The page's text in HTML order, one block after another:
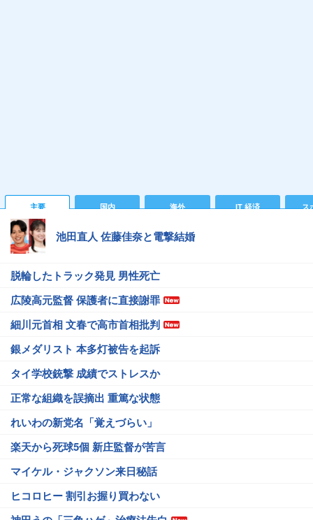
主要 国内 海外 IT 経済 ス
池田直人 佐藤佳奈と電撃結婚
脱輪したトラック発見 男性死亡
広陵高元監督 保護者に直接謝罪
細川元首相 文春で高市首相批判
銀メダリスト 本多灯被告を起訴
タイ学校銃撃 成績でストレスか
正常な組織を誤摘出 重篤な状態
れいわの新党名「覚えづらい」
楽天から死球5個 新庄監督が苦言
マイケル・ジャクソン来日秘話
ヒコロヒー 割引お握り買わない